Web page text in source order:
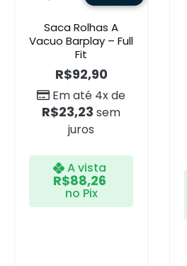
Saca Rolhas A
Vacuo Barplay – Full
Fit
R$92,90
Em até 4x de
R$23,23 sem
juros
A vista
R$88,26
no Pix